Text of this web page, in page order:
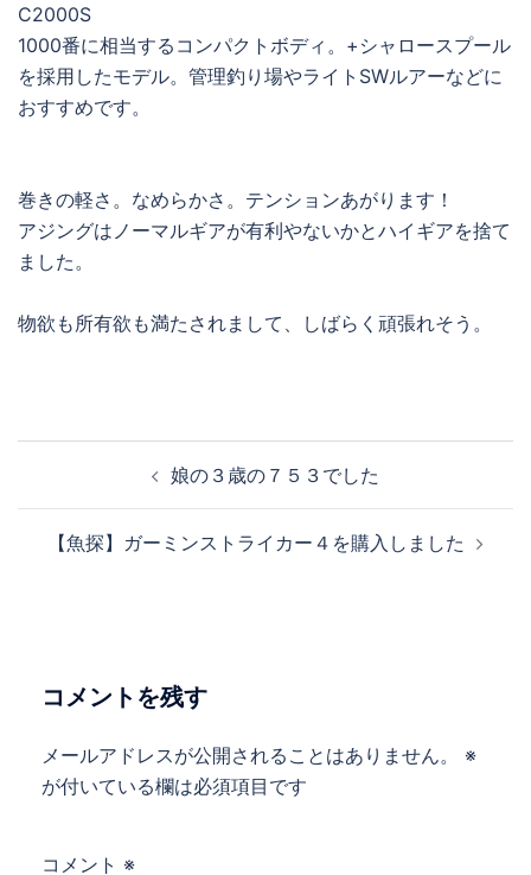
C2000S
1000番に相当するコンパクトボディ。+シャロースプール
を採用したモデル。管理釣り場やライトSWルアーなどに
おすすめです。
巻きの軽さ。なめらかさ。テンションあがります！
アジングはノーマルギアが有利やないかとハイギアを捨て
ました。
物欲も所有欲も満たされまして、しばらく頑張れそう。
ナ
ョ
娘の３歳の７５３でした
【魚探】ガーミンストライカー４を購入しました
コメントを残す
メールアドレスが公開されることはありません。
※
が付いている欄は必須項目です
コメント ※